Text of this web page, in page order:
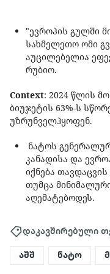
"ევროპის გულში
სახმელეთო ომი
აუცილებელია
რუბიო.
Context: 2024 წლის
ბიუჯეტის 63%-ს
უზრუნველჰყოფენ.
ნატოს
კანადისა და
იქნება
თუმცა
აღემატებოდეს.
დაკავშირებული
აშშ ნატო